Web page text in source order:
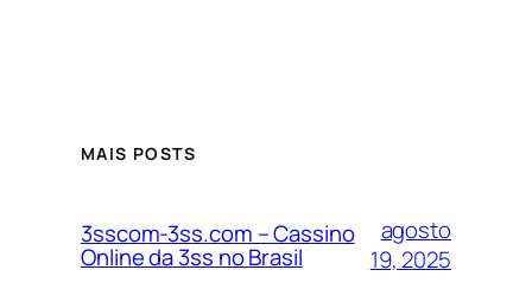
MAIS POSTS
3sscom-3ss.com – Cassino
Online da 3ss no Brasil
agosto
19, 2025